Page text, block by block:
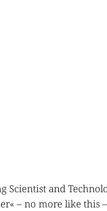
Scientist and
– no more like